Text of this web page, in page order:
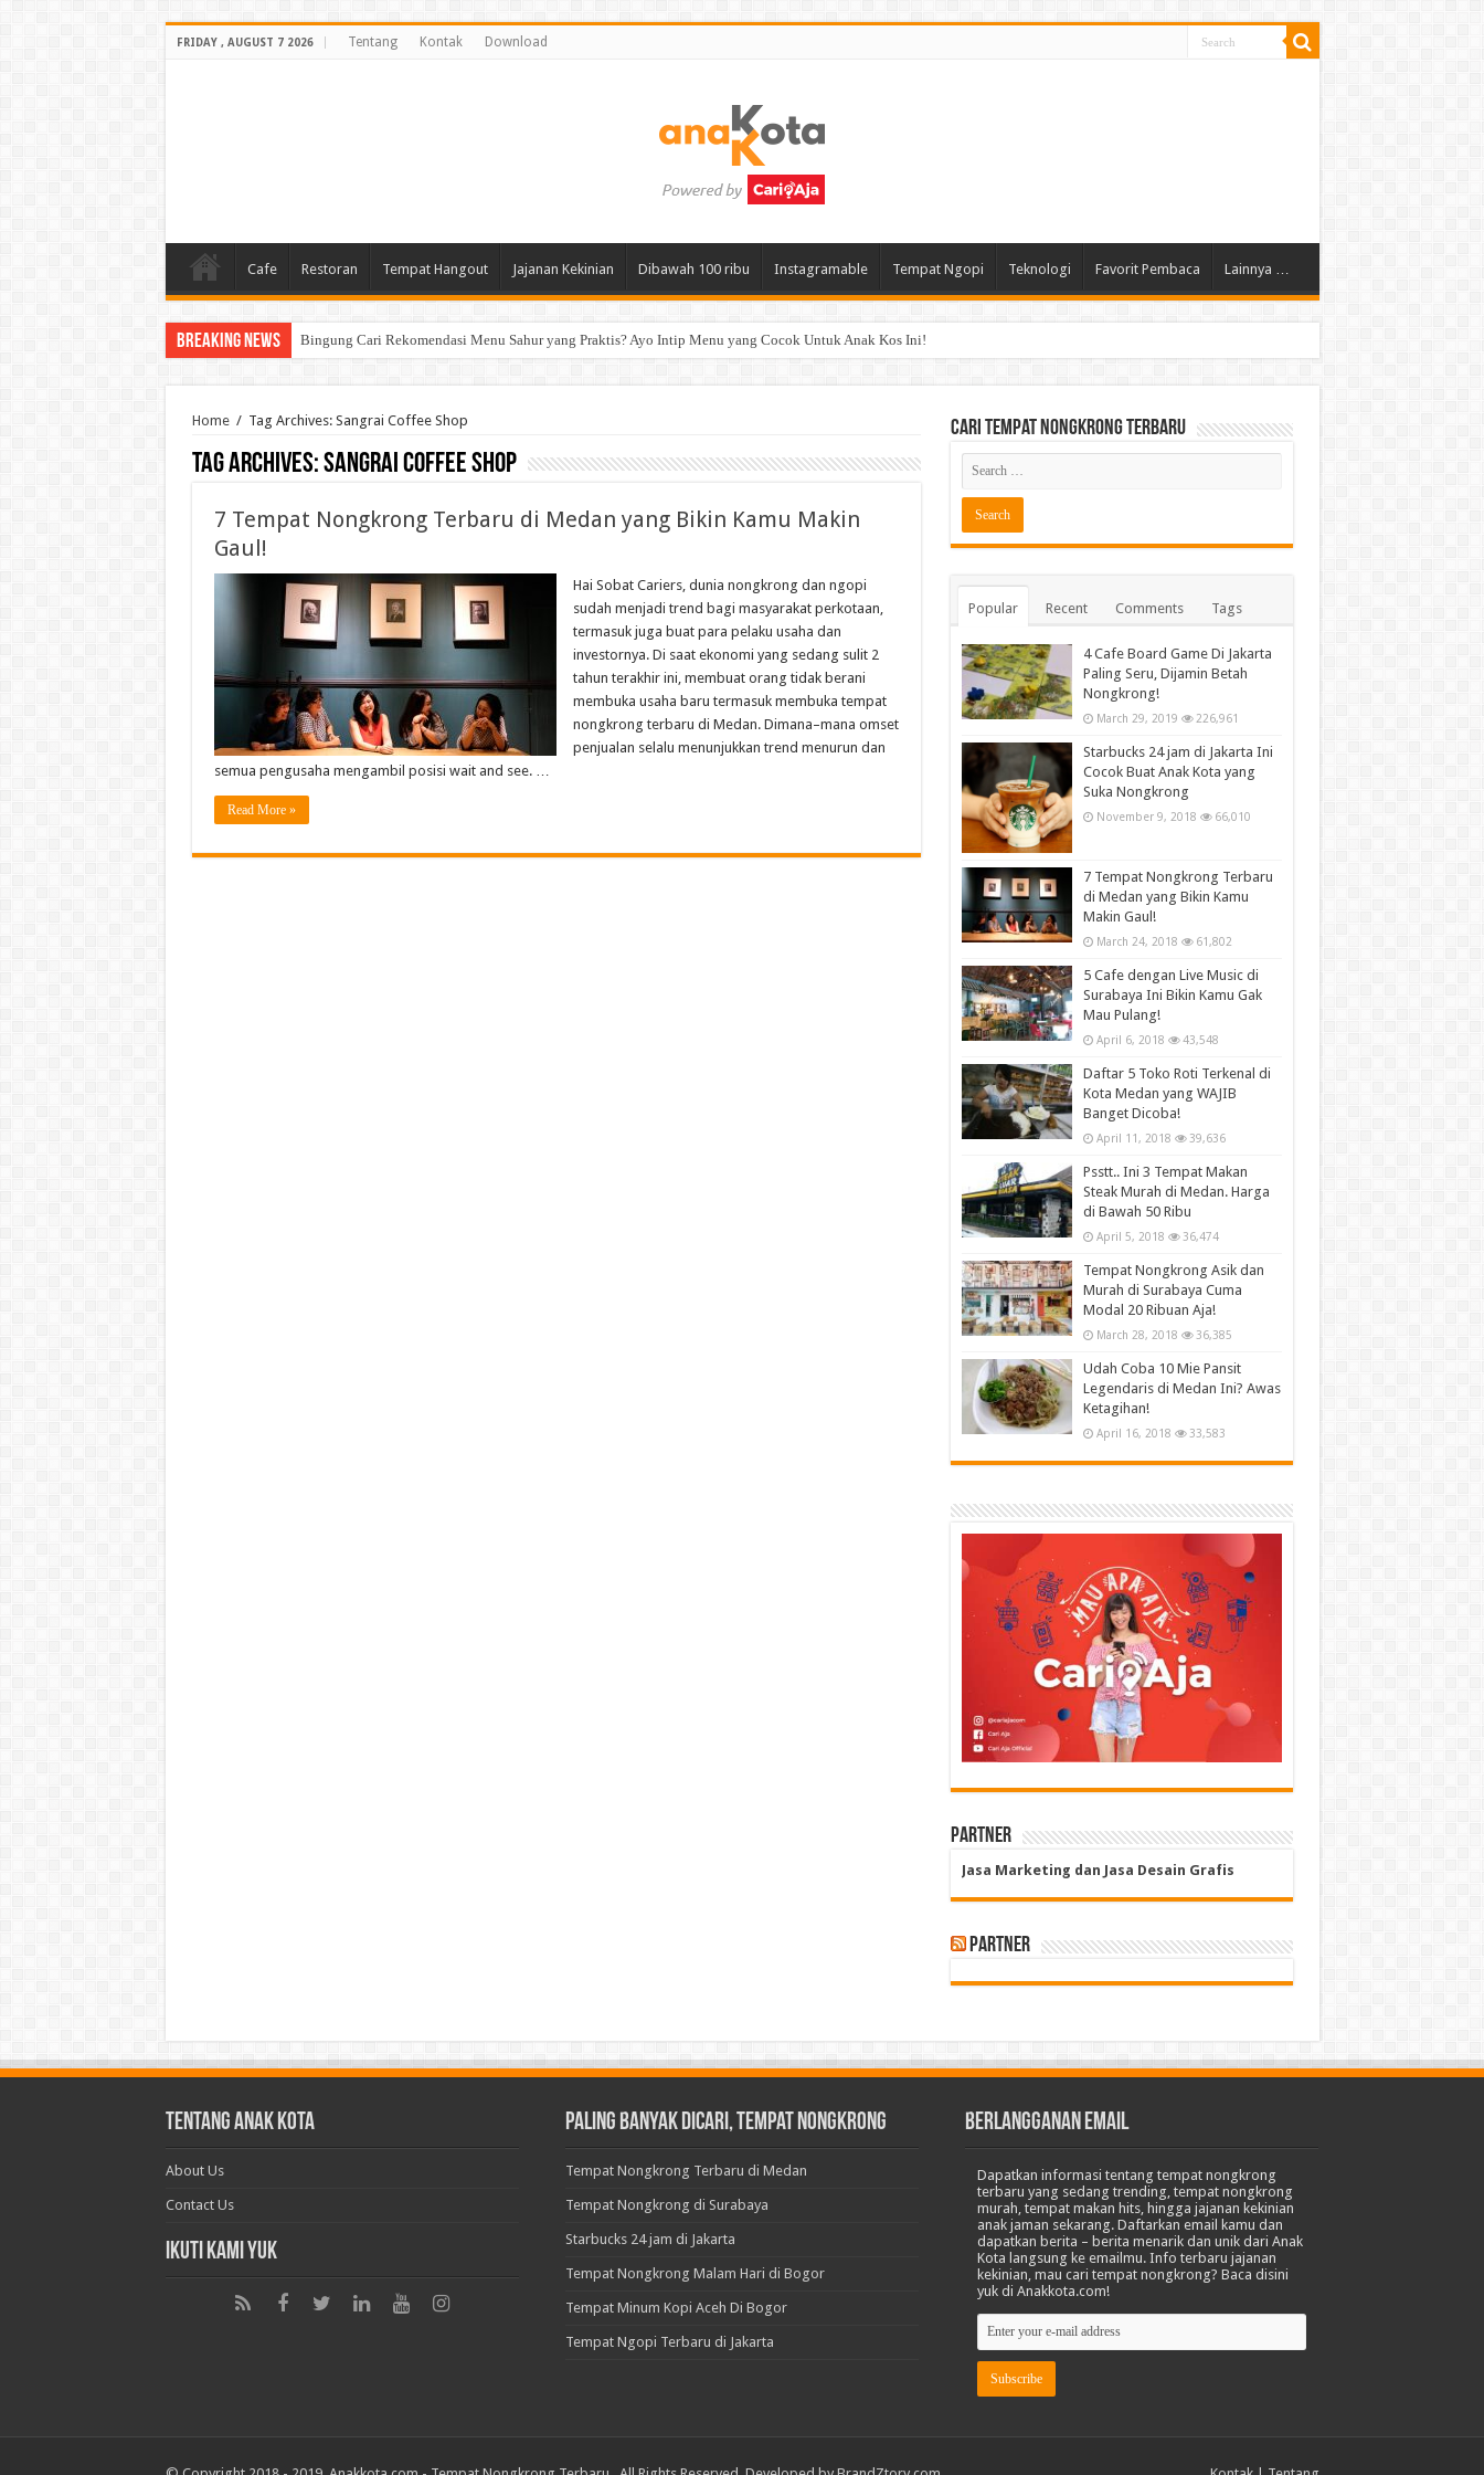
FRIDAY , AUGUST 7 2026 Tentang Kontak Download
Cafe Restoran Tempat Hangout Jajanan Kekinian Dibawah 100 ribu Instagramable Tempat Ngopi Teknologi Favorit Pembaca Lainnya …
Breaking News Bingung Cari Rekomendasi Menu Sahur yang Praktis? Ayo Intip Menu yang Cocok Untuk Anak Kos Ini!
Home / Tag Archives: Sangrai Coffee Shop
Tag Archives:Sangrai Coffee Shop
7 Tempat Nongkrong Terbaru di Medan yang Bikin Kamu Makin
Gaul!
Hai Sobat Cariers, dunia nongkrong dan ngopi
sudah menjadi trend bagi masyarakat perkotaan,
termasuk juga buat para pelaku usaha dan
investornya. Di saat ekonomi yang sedang sulit 2
tahun terakhir ini, membuat orang tidak berani
membuka usaha baru termasuk membuka tempat
nongkrong terbaru di Medan. Dimana–mana omset
penjualan selalu menunjukkan trend menurun dan
semua pengusaha mengambil posisi wait and see. …
Read More »
Cari Tempat Nongkrong Terbaru
Popular Recent Comments Tags
4 Cafe Board Game Di Jakarta
Paling Seru, Dijamin Betah
Nongkrong!
March 29, 2019 226,961
Starbucks 24 jam di Jakarta Ini
Cocok Buat Anak Kota yang
Suka Nongkrong
November 9, 2018 66,010
7 Tempat Nongkrong Terbaru
di Medan yang Bikin Kamu
Makin Gaul!
March 24, 2018 61,802
5 Cafe dengan Live Music di
Surabaya Ini Bikin Kamu Gak
Mau Pulang!
April 6, 2018 43,548
Daftar 5 Toko Roti Terkenal di
Kota Medan yang WAJIB
Banget Dicoba!
April 11, 2018 39,636
Psstt.. Ini 3 Tempat Makan
Steak Murah di Medan. Harga
di Bawah 50 Ribu
April 5, 2018 36,474
Tempat Nongkrong Asik dan
Murah di Surabaya Cuma
Modal 20 Ribuan Aja!
March 28, 2018 36,385
Udah Coba 10 Mie Pansit
Legendaris di Medan Ini? Awas
Ketagihan!
April 16, 2018 33,583
Partner
Jasa Marketing dan Jasa Desain Grafis
Partner
Tentang Anak Kota
About Us
Contact Us
Ikuti Kami Yuk
Paling Banyak Dicari, Tempat Nongkrong
Tempat Nongkrong Terbaru di Medan
Tempat Nongkrong di Surabaya
Starbucks 24 jam di Jakarta
Tempat Nongkrong Malam Hari di Bogor
Tempat Minum Kopi Aceh Di Bogor
Tempat Ngopi Terbaru di Jakarta
BERLANGGANAN EMAIL
Dapatkan informasi tentang tempat nongkrong
terbaru yang sedang trending, tempat nongkrong
murah, tempat makan hits, hingga jajanan kekinian
anak jaman sekarang. Daftarkan email kamu dan
dapatkan berita – berita menarik dan unik dari Anak
Kota langsung ke emailmu. Info terbaru jajanan
kekinian, mau cari tempat nongkrong? Baca disini
yuk di Anakkota.com!